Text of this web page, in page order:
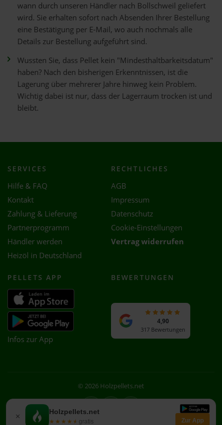
wann durch unseren Händler nach Bollschweil geliefert
wird. Sie erhalten sofort nach Absenden Ihrer Bestellung
eine Bestätigung per E-Mail, wo auch nochmals alle
Details zur Bestellung aufgeführt sind.
Wussten Sie, dass Pellet kein "Mindesthaltbarkeitsdatum"
haben? Nach den bisherigen Erkenntnissen, ist die
Lagerung über mehrerer Jahre hinweg kein Problem.
Wichtig dabei ist nur, dass der Lagerraum trocken ist und
bleibt.
× Holzpellets.net
★★★★★
★★★★★ gratis Zur App
SERVICES
Hilfe & FAQ
Kontakt
Zahlung & Lieferung
Partnerprogramm
Händler werden
Heizöl in Deutschland
RECHTLICHES
AGB
Impressum
Datenschutz
Cookie-Einstellungen
Vertrag widerrufen
PELLETS APP
Infos zur App
BEWERTUNGEN
4,90
317 Bewertungen
© 2026 Holzpellets.net
Facebook